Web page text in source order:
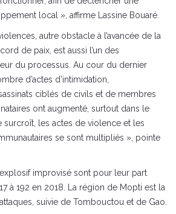
local », affirme Lassine Bouaré.
autre obstacle à l’avancée de la
de paix, est aussi l’un des
du processus. Au cour du dernier
d’actes d’intimidation,
ciblés de civils et de membres
ont augmenté, surtout dans le
surcroît, les actes de violence et les
se sont multipliés », pointe
explosif improvisé sont pour leur part
à 192 en 2018. La région de Mopti est la
suivie de Tombouctou et de Gao.